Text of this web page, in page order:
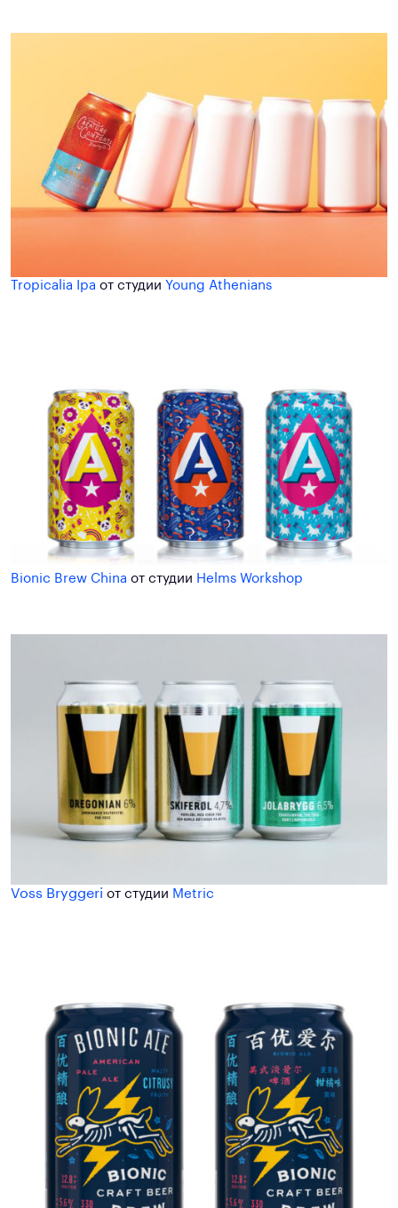
Tropicalia Ipa от студии Young Athenians
Bionic Brew China от студии Helms Workshop
Voss Bryggeri от студии Metric